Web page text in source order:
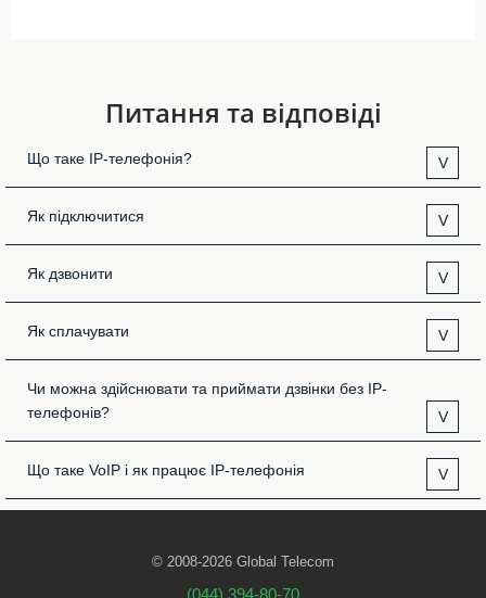
Питання та відповіді
Що таке IP-телефонія? V
Як підключитися V
Як дзвонити V
Як сплачувати V
Чи можна здійснювати та приймати дзвінки без IP-
телефонів?
V
Що таке VoIP і як працює IP-телефонія V
© 2008-2026 Global Telecom
(044) 394-80-70